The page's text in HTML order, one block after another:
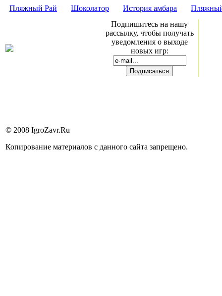
Пляжный Рай Шоколатор История амбара
Подпишитесь на нашу
рассылку, чтобы получать
уведомления о выходе
новых игр:
© 2008 IgroZavr.Ru
Копирование материалов с данного сайта запрещено.